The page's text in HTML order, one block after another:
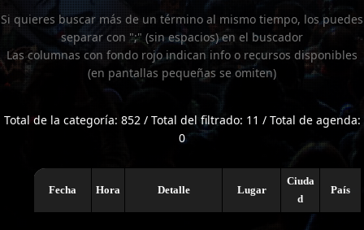
Si quieres buscar más de un término al mismo tiempo, los puedes
separar con ";" (sin espacios) en el buscador
Las columnas con fondo rojo indican info o recursos disponibles
(en pantallas pequeñas se omiten)
Total de la categoría: 852 / Total del filtrado: 11 / Total de agenda:
0
Fecha Hora Detalle Lugar
Ciuda
d
País